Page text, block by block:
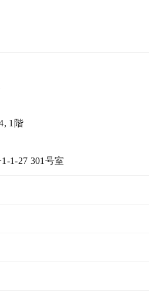
1階
1-27 301号室